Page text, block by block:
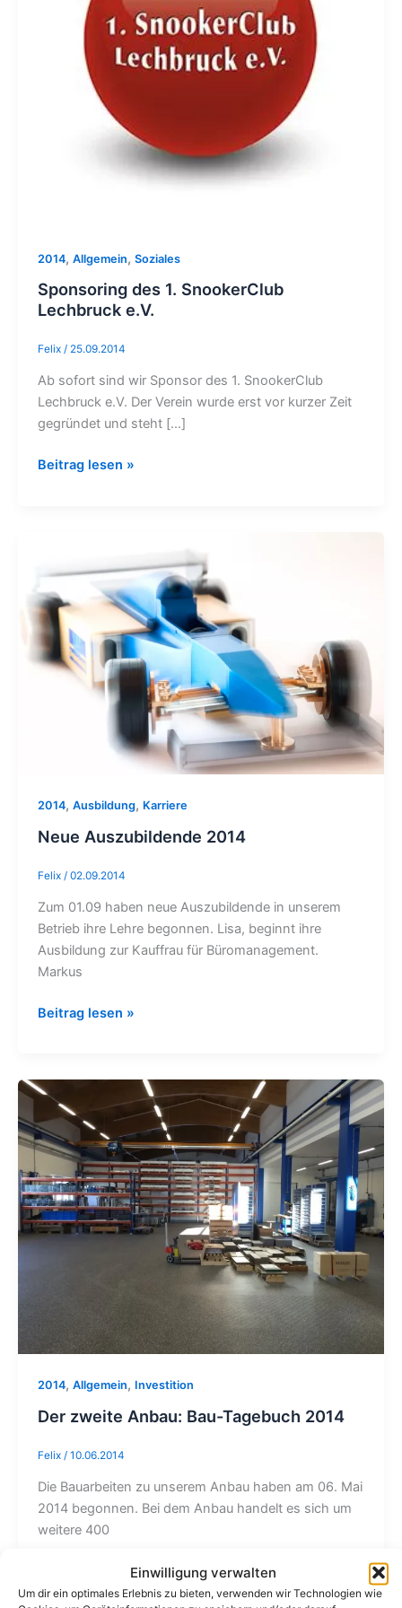
Einwilligung verwalten
Um dir ein optimales Erlebnis zu bieten, verwenden wir Technologien wie
2014, Allgemein, Soziales
Sponsoring des 1. SnookerClub
Lechbruck e.V.
Felix / 25.09.2014
Ab sofort sind wir Sponsor des 1. SnookerClub
Lechbruck e.V. Der Verein wurde erst vor kurzer Zeit
gegründet und steht […]
Beitrag lesen »
2014, Ausbildung, Karriere
Neue Auszubildende 2014
Felix / 02.09.2014
Zum 01.09 haben neue Auszubildende in unserem
Betrieb ihre Lehre begonnen. Lisa, beginnt ihre
Ausbildung zur Kauffrau für Büromanagement.
Markus
Auszubildende
Beitrag lesen »
2014, Allgemein, Investition
Der zweite Anbau: Bau-Tagebuch 2014
Felix / 10.06.2014
Die Bauarbeiten zu unserem Anbau haben am 06. Mai
2014 begonnen. Bei dem Anbau handelt es sich um
weitere 400
Der
zweite
Anbau:
Bau-
Tagebuch
2014
Beitrag lesen »